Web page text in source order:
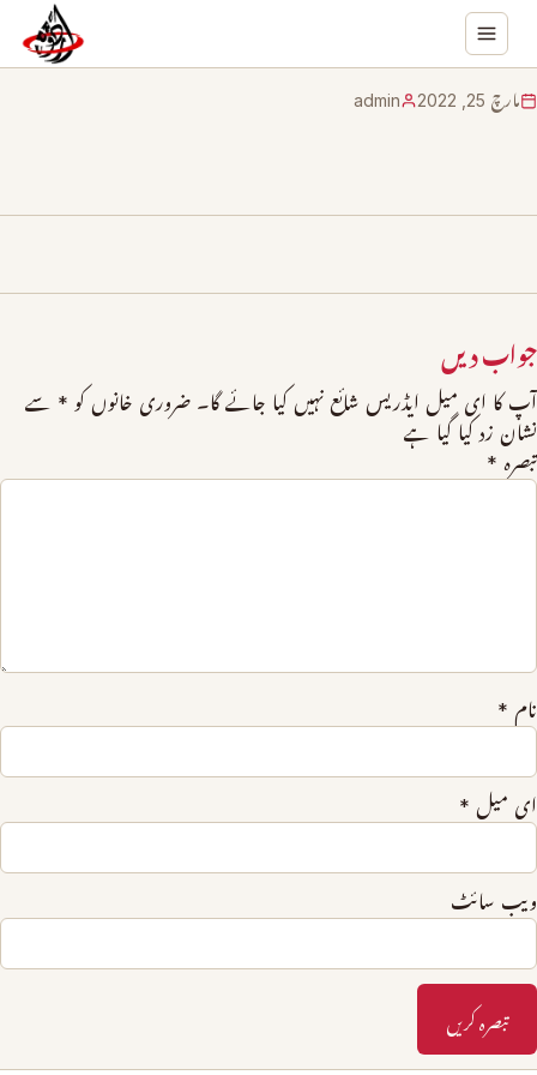
مارچ 25, 2022 admin
جواب دیں
آپ کا ای میل ایڈریس شائع نہیں کیا جائے گا۔ ضروری خانوں کو * سے
نشان زد کیا گیا ہے
تبصرہ *
نام *
ای میل *
ویب‌ سائٹ